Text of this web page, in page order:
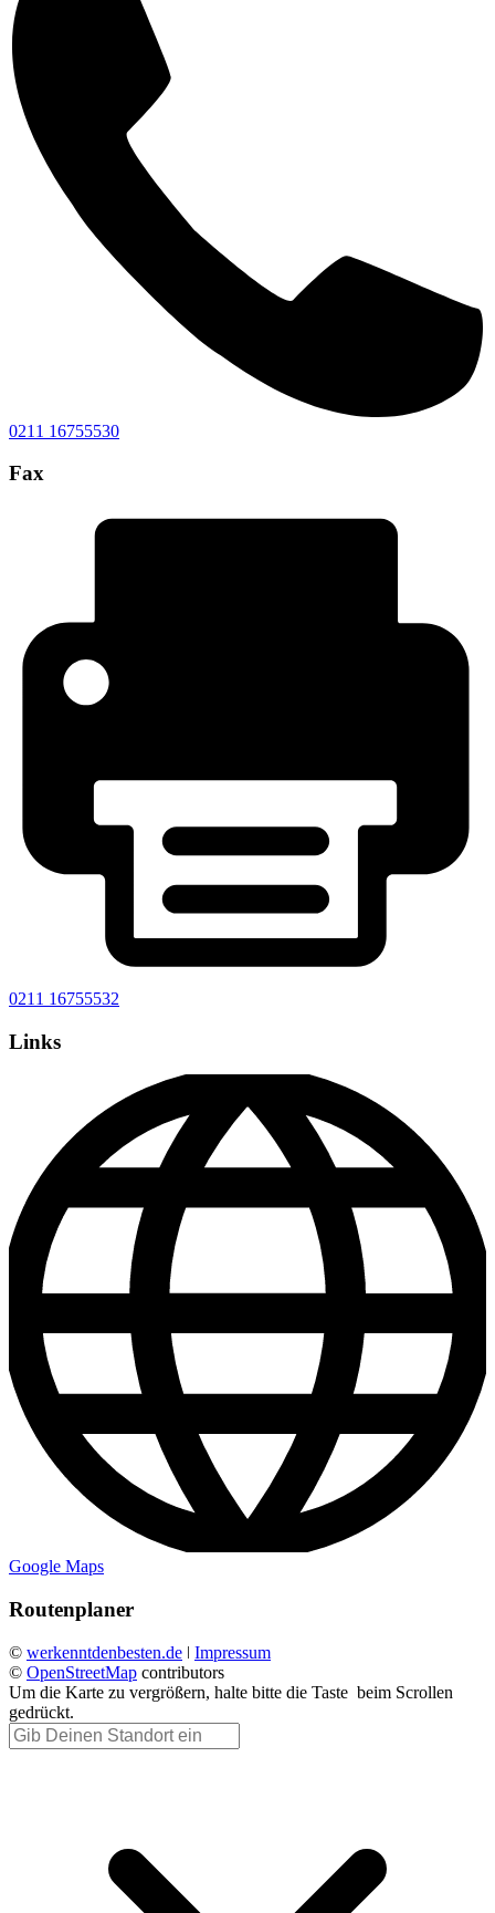
0211 16755530
Fax
0211 16755532
Links
Google Maps
Routenplaner
© werkenntdenbesten.de ǀ Impressum
© OpenStreetMap contributors
Um die Karte zu vergrößern, halte bitte die Taste beim Scrollen
gedrückt.